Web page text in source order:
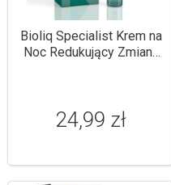
Bioliq Specialist Krem na
Noc Redukujący Zmiany
24,99 zł